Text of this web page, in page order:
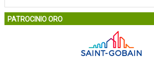
PATROCINIO ORO